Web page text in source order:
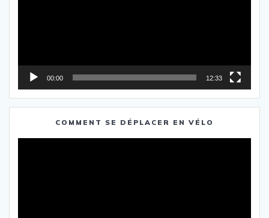
00:00 12:33
COMMENT SE DÉPLACER EN VÉLO